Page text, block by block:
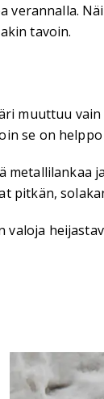
tavoin.
muuttuu
se on
pitkän,